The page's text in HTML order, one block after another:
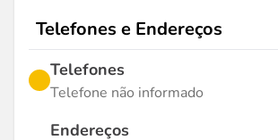
Telefones e Endereços
Telefones
Telefone não informado
Endereços